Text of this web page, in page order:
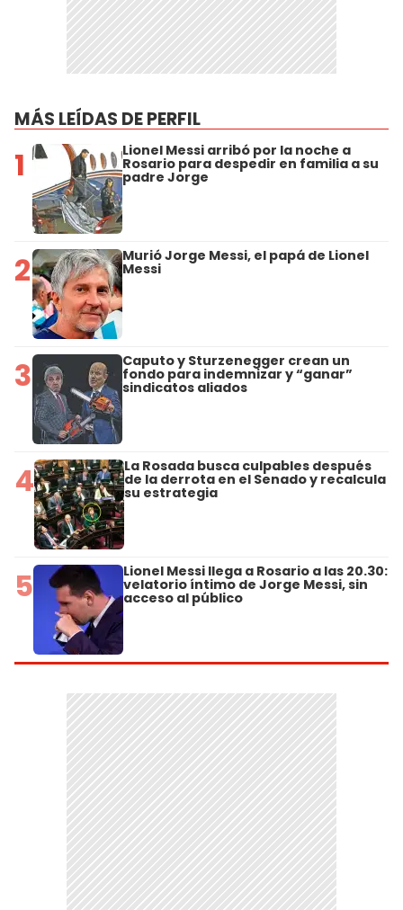
MÁS LEÍDAS DE PERFIL
1 Lionel Messi arribó por la noche a
Rosario para despedir en familia a su
padre Jorge
2 Murió Jorge Messi, el papá de Lionel
Messi
3 Caputo y Sturzenegger crean un
fondo para indemnizar y “ganar”
sindicatos aliados
4 La Rosada busca culpables después
de la derrota en el Senado y recalcula
su estrategia
5 Lionel Messi llega a Rosario a las 20.30:
velatorio íntimo de Jorge Messi, sin
acceso al público